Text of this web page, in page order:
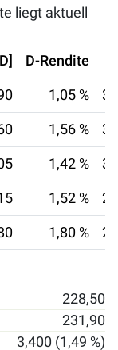
liegt aktuell
D-Rendite
1,05 %
1,56 %
1,42 %
1,52 %
1,80 %
228,50
231,90
3,400 (1,49 %)